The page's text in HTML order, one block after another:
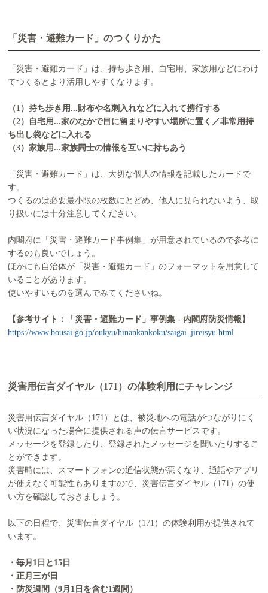
「災害・避難カード」のつくりかた
「災害・避難カード」は、持ち歩き用、自宅用、家族用などにわけ
てつくるとより活用しやすくなります。
（1）持ち歩き用...財布や名刺入れなどに入れて携行する
（2）自宅用...家のなかで目に留まりやすい場所に置く／非常用持
ち出し袋などに入れる
（3）家族用...家族同士の情報を互いに持ちあう
「災害・避難カード」は、大切な個人の情報を記載したカードで
す。
つくるのは必要最小限の枚数にとどめ、他人に見られないよう、取
り扱いには十分注意してください。
内閣府に「災害・避難カード事例集」が用意されているので参考に
するのも良いでしょう。
ほかにも自治体が「災害・避難カード」のフォーマットを用意して
いることがあります。
使いやすいものを選んでみてくださいね。
【参考サイト：「災害・避難カード」事例集 - 内閣府防災情報】
https://www.bousai.go.jp/oukyu/hinankankoku/saigai_jireisyu.html
災害用伝言ダイヤル（171）の体験利用にチャレンジ
災害用伝言ダイヤル（171）とは、被災地への電話がつながりにく
い状況になった場合に提供される声の伝言サービスです。
メッセージを登録したり、登録されたメッセージを聞いたりするこ
とができます。
災害時には、スマートフォンの通信状態が悪くなり、通話やアプリ
が使えなく可能性もありますので、災害伝言ダイヤル（171）の使
い方を確認しておきましょう。
以下の日程で、災害伝言ダイヤル（171）の体験利用が提供されて
います。
・毎月1日と15日
・正月三が日
・防災週間（9月1日を含む1週間）